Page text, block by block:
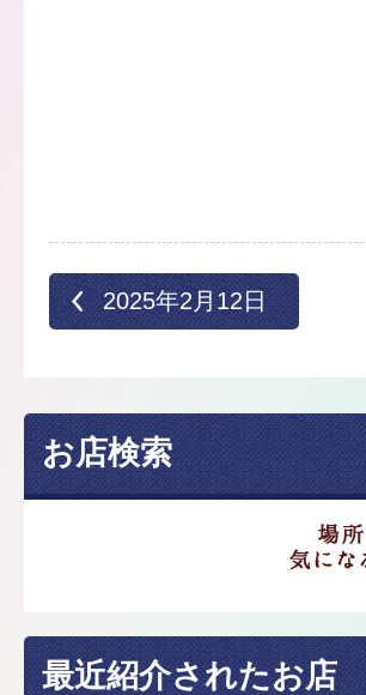
2025年2月12日
お店検索
最近紹介されたお店